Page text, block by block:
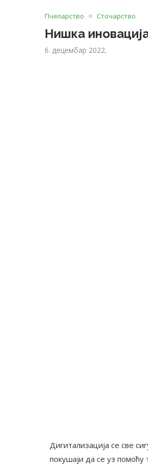
Пчеларство Сточарство
Нишка
6. децембар 2022.
Дигитализација се све
покушаји да се уз